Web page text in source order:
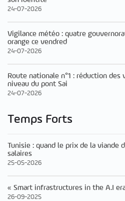
24-07-2026
Vigilance météo : quatre
orange ce vendred
24-07-2026
Route nationale n°1 : réduction des
niveau du pont Sai
24-07-2026
Temps Forts
Tunisie : quand le prix de la viande
salaires
25-05-2026
« Smart infrastructures in the A.I
26-09-2025